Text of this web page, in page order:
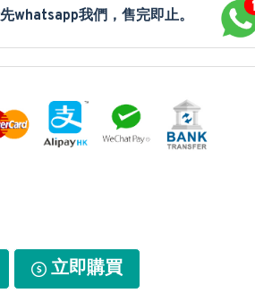
whatsapp我們，售完即止。
立即購買